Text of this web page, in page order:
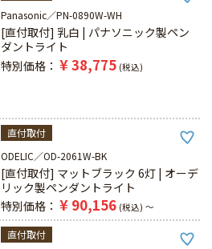
Panasonic
PN-0890W-WH
[直付取付] 乳白 | パナソニック製ペン
ダントライト
特別価格
¥38,775 税込
直付取付
ODELIC
OD-2061W-BK
[直付取付] マットブラック 6灯 | オーデ
リック製ペンダントライト
特別価格
¥ 90,156 税込 〜
直付取付